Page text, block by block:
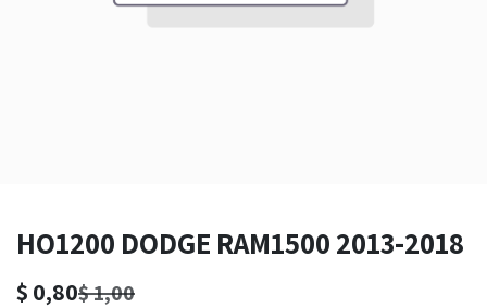
HO1200 DODGE RAM1500 2013-2018
$ 0,80$1,00